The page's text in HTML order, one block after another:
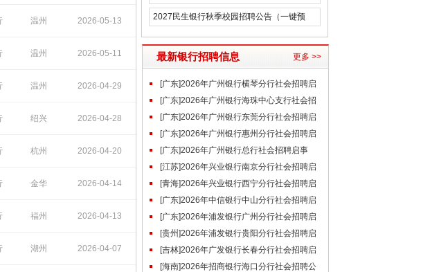
15:47:10
温州 2026-05-13
16:40:05
温州 2026-05-11
16:15:39
温州 2026-04-29
16:15:01
绍兴 2026-04-28
16:04:03
杭州 2026-04-20
15:50:19
金华 2026-04-14
15:58:28
福州 2026-04-13
13:59:37
湖州 2026-04-07
约）
2027民生银行秋季校园招聘公告（一键预
最新银行招聘信息 更多 >>
[广东]2026年广州银行横琴分行社会招聘启
事（7.23）
[广东]2026年广州银行海珠中心支行社会招
聘启事（7.23）
[广东]2026年广州银行东莞分行社会招聘启
事（7.23）
[广东]2026年广州银行惠州分行社会招聘启
事（7.23）
[广东]2026年广州银行总行社会招聘启事
（7.23）
[江苏]2026年兴业银行南京分行社会招聘启
事（7.23）
[青海]2026年兴业银行西宁分行社会招聘启
事（7.23）
[广东]2026年中信银行中山分行社会招聘启
事（7.23）
[广东]2026年浦发银行广州分行社会招聘启
事（7.23）
[贵州]2026年浦发银行贵阳分行社会招聘启
事（7.23）
[吉林]2026年广发银行长春分行社会招聘启
事（7.23）
[海南]2026年招商银行海口分行社会招聘公